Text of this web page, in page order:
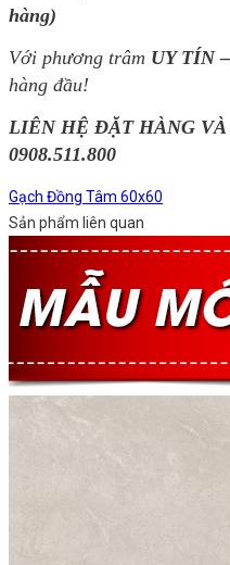
hàng)
Với phương trâm UY TÍN
hàng đầu!
LIÊN HỆ ĐẶT HÀNG
0908.511.800
Gạch Đồng Tâm 60x60
Sản phẩm liên quan